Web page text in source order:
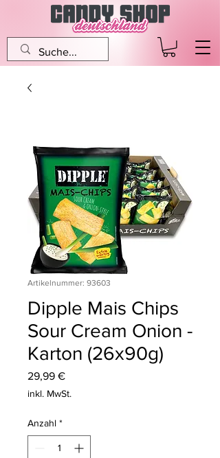
Artikelnummer: 93603
Dipple Mais Chips
Sour Cream Onion -
Karton (26x90g)
29,99 €Preis
inkl. MwSt.
Anzahl *